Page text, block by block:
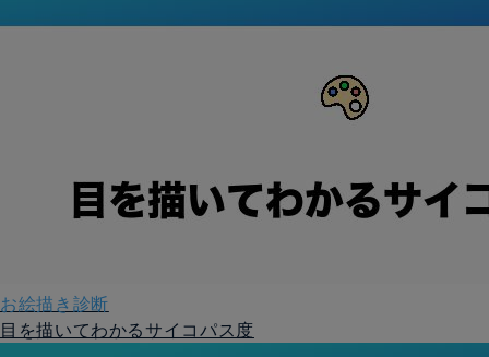
お絵描き診断
目を描いてわかるサイコパス度